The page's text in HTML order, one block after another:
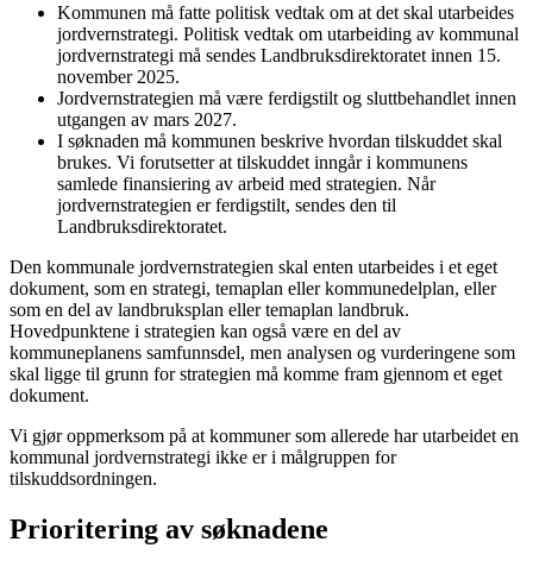
Kommunen må fatte politisk vedtak om at det skal utarbeides
jordvernstrategi. Politisk vedtak om utarbeiding av kommunal
jordvernstrategi må sendes Landbruksdirektoratet innen 15.
november 2025.
Jordvernstrategien må være ferdigstilt og sluttbehandlet innen
utgangen av mars 2027.
I søknaden må kommunen beskrive hvordan tilskuddet skal
brukes. Vi forutsetter at tilskuddet inngår i kommunens
samlede finansiering av arbeid med strategien. Når
jordvernstrategien er ferdigstilt, sendes den til
Landbruksdirektoratet.
Den kommunale jordvernstrategien skal enten utarbeides i et eget
dokument, som en strategi, temaplan eller kommunedelplan, eller
som en del av landbruksplan eller temaplan landbruk.
Hovedpunktene i strategien kan også være en del av
kommuneplanens samfunnsdel, men analysen og vurderingene som
skal ligge til grunn for strategien må komme fram gjennom et eget
dokument.
Vi gjør oppmerksom på at kommuner som allerede har utarbeidet en
kommunal jordvernstrategi ikke er i målgruppen for
tilskuddsordningen.
Prioritering av søknadene